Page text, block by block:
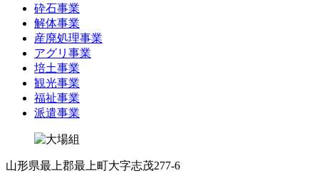
砕石事業
解体事業
産廃処理事業
アグリ事業
培土事業
観光事業
福祉事業
派遣事業
山形県最上郡最上町大字志茂277-6